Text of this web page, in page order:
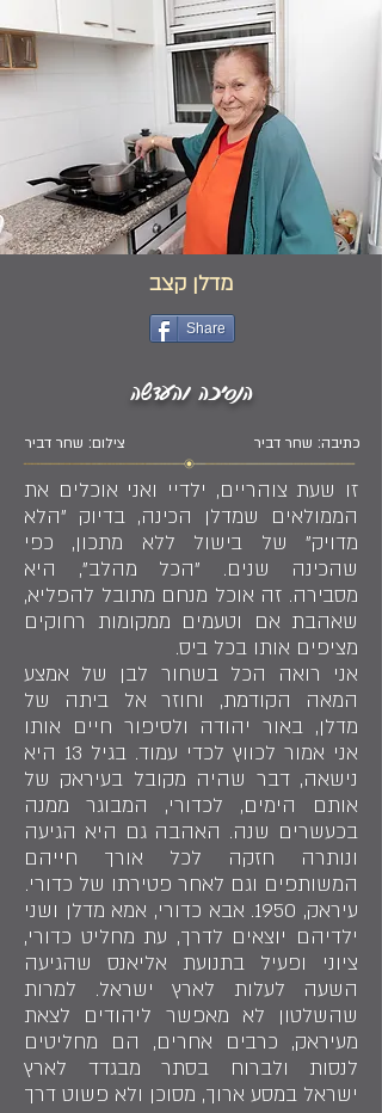
מדלן קצב
Share
הנסיכה והעדשה
צילום: שחר דביר כתיבה: שחר דביר
זו שעת צוהריים, ילדיי ואני אוכלים את
הממולאים שמדלן הכינה, בדיוק "הלא
מדויק" של בישול ללא מתכון, כפי
שהכינה שנים. "הכל מהלב", היא
מסבירה. זה אוכל מנחם מתובל להפליא,
שאהבת אם וטעמים ממקומות רחוקים
מציפים אותו בכל ביס.
אני רואה הכל בשחור לבן של אמצע
המאה הקודמת, וחוזר אל ביתה של
מדלן, באור יהודה ולסיפור חיים אותו
אני אמור לכווץ לכדי עמוד. בגיל 13 היא
נישאה, דבר שהיה מקובל בעיראק של
אותם הימים, לכדורי, המבוגר ממנה
בכעשרים שנה. האהבה גם היא הגיעה
ונותרה חזקה לכל אורך חייהם
המשותפים וגם לאחר פטירתו של כדורי.
עיראק, 1950. אבא כדורי, אמא מדלן ושני
ילדיהם יוצאים לדרך, עת מחליט כדורי,
ציוני ופעיל בתנועת אליאנס שהגיעה
השעה לעלות לארץ ישראל. למרות
שהשלטון לא מאפשר ליהודים לצאת
מעיראק, כרבים אחרים, הם מחליטים
לנסות ולברוח בסתר מבגדד לארץ
ישראל במסע ארוך, מסוכן ולא פשוט דרך